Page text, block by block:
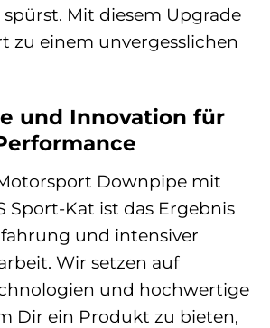
spürst. Mit diesem Upgrade
zu einem unvergesslichen
und Innovation für
Downpipe mit
Sport-Kat ist das Ergebnis
und intensiver
Wir setzen auf
und hochwertige
Dir ein Produkt zu bieten,